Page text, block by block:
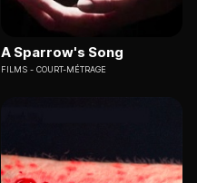
A Sparrow's Song
FILMS COURT-MÉTRAGE